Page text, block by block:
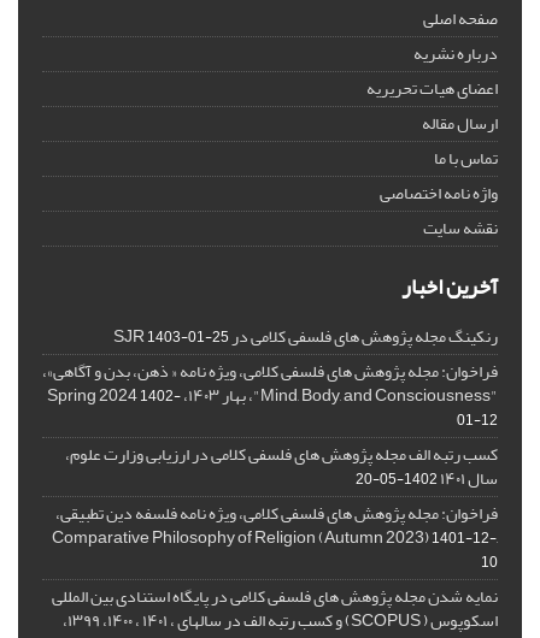
صفحه اصلی
درباره نشریه
اعضای هیات تحریریه
ارسال مقاله
تماس با ما
واژه نامه اختصاصی
نقشه سایت
آخرین اخبار
رنکینگ مجله پژوهش های فلسفی کلامی در SJR1403-01-25
فراخوان: مجله پژوهش های فلسفی کلامی، ویژه نامه « ذهن، بدن و آگاهی»،
"Mind, Body, and Consciousness"، بهار ۱۴۰۳، Spring 2024
1402-
01-12
کسب رتبه الف مجله پژوهش های فلسفی کلامی در ارزیابی وزارت علوم،
سال ۱۴۰۱ 1402-05-20
فراخوان: مجله پژوهش های فلسفی کلامی، ویژه نامه فلسفه دین تطبیقی،
,Comparative Philosophy of Religion (Autumn 2023)
1401-12-
10
نمایه شدن مجله پژوهش های فلسفی کلامی در پایگاه استنادی بین المللی
اسکوپوس ( SCOPUS) و کسب رتبه الف در سالهای ، ۱۴۰۱ ، ۱۴۰۰، ۱۳۹۹،